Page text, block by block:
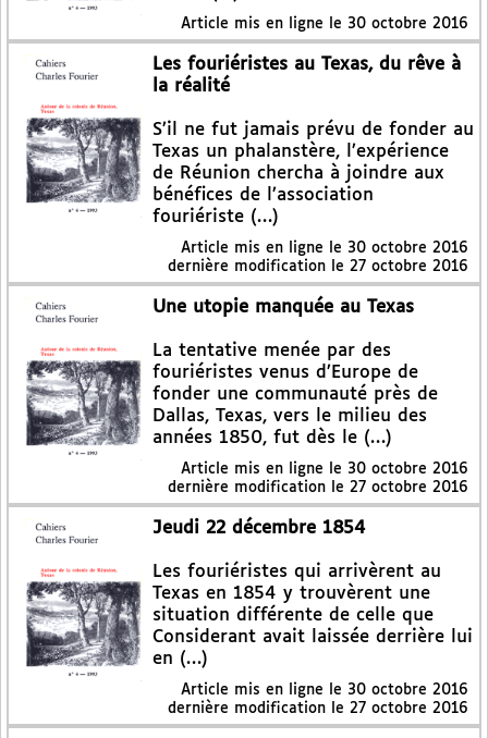
Article mis en ligne le 30 octobre 2016
Les fouriéristes au Texas, du rêve à
la réalité
S’il ne fut jamais prévu de fonder au
Texas un phalanstère, l’expérience
de Réunion chercha à joindre aux
bénéfices de l’association
fouriériste (…)
Article mis en ligne le 30 octobre 2016
dernière modification le 27 octobre 2016
Une utopie manquée au Texas
La tentative menée par des
fouriéristes venus d’Europe de
fonder une communauté près de
Dallas, Texas, vers le milieu des
années 1850, fut dès le (…)
Article mis en ligne le 30 octobre 2016
dernière modification le 27 octobre 2016
Jeudi 22 décembre 1854
Les fouriéristes qui arrivèrent au
Texas en 1854 y trouvèrent une
situation différente de celle que
Considerant avait laissée derrière lui
en (…)
Article mis en ligne le 30 octobre 2016
dernière modification le 27 octobre 2016